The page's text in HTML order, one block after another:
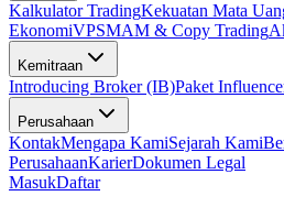
Kalkulator TradingKekuatan Mata
EkonomiVPSMAM & Copy Trading
Kemitraan
Introducing Broker (IB)Paket
Perusahaan
KontakMengapa KamiSejarah Kami
PerusahaanKarierDokumen Legal
MasukDaftar